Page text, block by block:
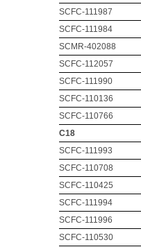
SCFC-111987
SCFC-111984
SCMR-402088
SCFC-112057
SCFC-111990
SCFC-110136
SCFC-110766
C18
SCFC-111993
SCFC-110708
SCFC-110425
SCFC-111994
SCFC-111996
SCFC-110530